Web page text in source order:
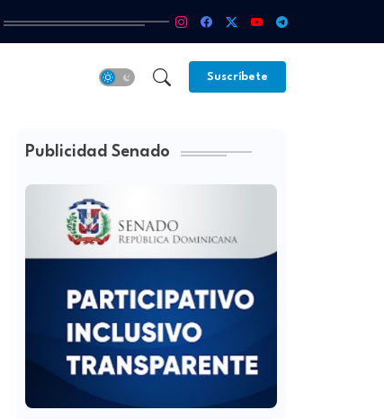
Suscríbete
Publicidad Senado